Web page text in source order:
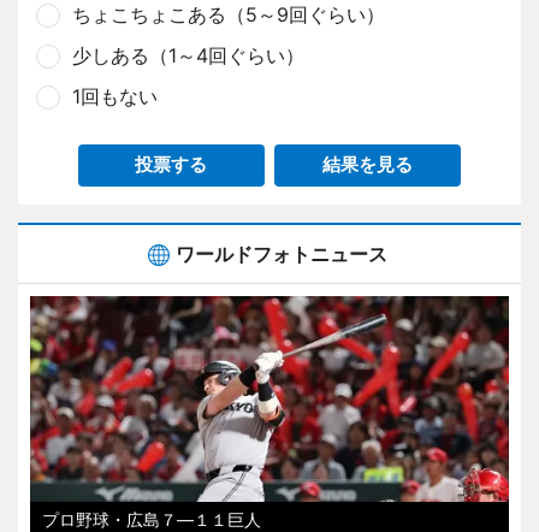
ちょこちょこある（5～9回ぐらい）
少しある（1～4回ぐらい）
1回もない
投票する 結果を見る
ワールドフォトニュース
プロ野球・広島７―１１巨人